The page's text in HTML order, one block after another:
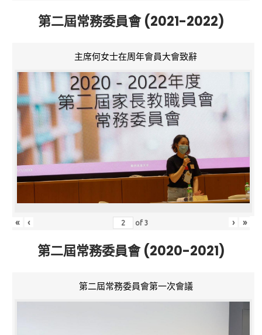
第二屆常務委員會 (2021-2022)
主席何女士在周年會員大會致辭
« ‹ of3 › »
第二屆常務委員會 (2020-2021)
第二屆常務委員會第一次會議